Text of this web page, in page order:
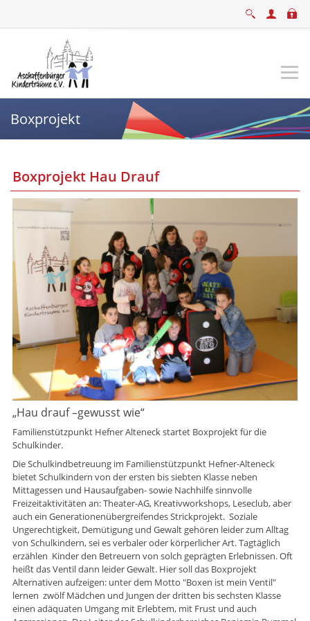
Boxprojekt
Boxprojekt Hau Drauf
„Hau drauf –gewusst wie“
Familienstützpunkt Hefner Alteneck startet Boxprojekt für die
Schulkinder.
Die Schulkindbetreuung im Familienstützpunkt Hefner-Alteneck
bietet Schulkindern von der ersten bis siebten Klasse neben
Mittagessen und Hausaufgaben- sowie Nachhilfe sinnvolle
Freizeitaktivitäten an: Theater-AG, Kreativworkshops, Leseclub, aber
auch ein Generationenübergreifendes Strickprojekt. Soziale
Ungerechtigkeit, Demütigung und Gewalt gehören leider zum Alltag
von Schulkindern, sei es verbaler oder körperlicher Art. Tagtäglich
erzählen Kinder den Betreuern von solch geprägten Erlebnissen. Oft
heißt das Ventil dann leider Gewalt. Hier soll das Boxprojekt
Alternativen aufzeigen: unter dem Motto "Boxen ist mein Ventil"
lernen zwölf Mädchen und Jungen der dritten bis sechsten Klasse
einen adäquaten Umgang mit Erlebtem, mit Frust und auch